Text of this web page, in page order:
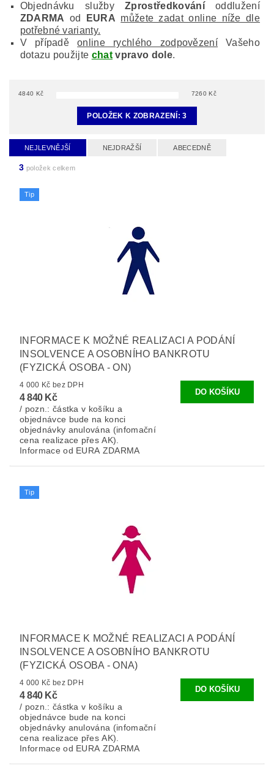
Objednávku služby
Zprostředkováníoddlužení
ZDARMA od EURA můžete zadat online níže dle
potřebné varianty.
V případěonline rychlého zodpovězení Vašeho
dotazu použijte chatvpravo dole.
4840 Kč 7260 Kč
POLOŽEK K ZOBRAZENÍ:3
NEJLEVNĚJŠÍ NEJDRAŽŠÍ ABECEDNĚ
3 položek celkem
Tip
INFORMACE K MOŽNÉ REALIZACI A PODÁNÍ
INSOLVENCE A OSOBNÍHO BANKROTU
(FYZICKÁ OSOBA - ON)
4 000 Kč bez DPH
4 840 Kč
/ pozn.: částka v košíku a
objednávce bude na konci
objednávky anulována (infomační
cena realizace přes AK).
Informace od EURA ZDARMA
Tip
INFORMACE K MOŽNÉ REALIZACI A PODÁNÍ
INSOLVENCE A OSOBNÍHO BANKROTU
(FYZICKÁ OSOBA - ONA)
4 000 Kč bez DPH
4 840 Kč
/ pozn.: částka v košíku a
objednávce bude na konci
objednávky anulována (infomační
cena realizace přes AK).
Informace od EURA ZDARMA